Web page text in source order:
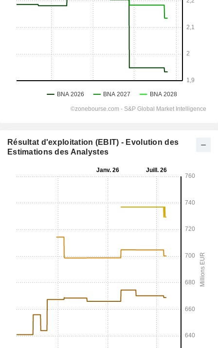
Résultat d'exploitation (EBIT) - Evolution des
Estimations des Analystes